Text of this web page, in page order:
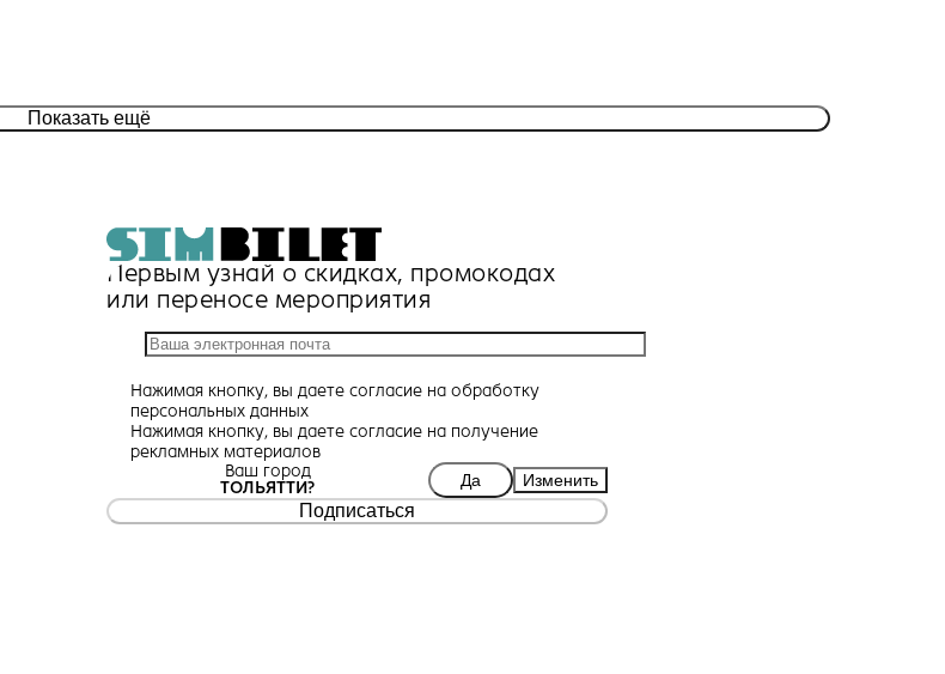
Показать ещё
Первым узнай о скидках, промокодах
или переносе мероприятия
Нажимая кнопку, вы даете согласие на обработку
персональных данных
Нажимая кнопку, вы даете согласие на получение
рекламных материалов
Ваш город
ТОЛЬЯТТИ?
Да Изменить
Подписаться